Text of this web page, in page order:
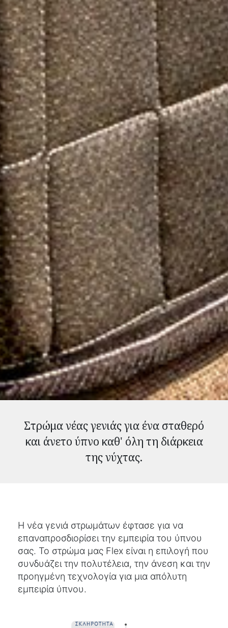
Στρώμα νέας γενιάς για ένα σταθερό
και άνετο ύπνο καθ' όλη τη διάρκεια
της νύχτας.
Η νέα γενιά στρωμάτων έφτασε για να
επαναπροσδιορίσει την εμπειρία του ύπνου
σας. Το στρώμα μας Flex είναι η επιλογή που
συνδυάζει την πολυτέλεια, την άνεση και την
προηγμένη τεχνολογία για μια απόλυτη
εμπειρία ύπνου.